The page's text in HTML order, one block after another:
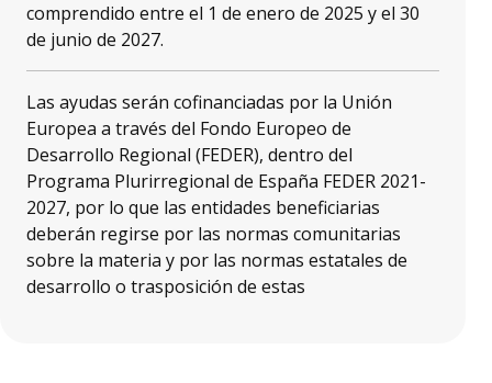
comprendido entre el 1 de enero de 2025 y el 30
de junio de 2027.
Las ayudas serán cofinanciadas por la Unión
Europea a través del Fondo Europeo de
Desarrollo Regional (FEDER), dentro del
Programa Plurirregional de España FEDER 2021-
2027, por lo que las entidades beneficiarias
deberán regirse por las normas comunitarias
sobre la materia y por las normas estatales de
desarrollo o trasposición de estas